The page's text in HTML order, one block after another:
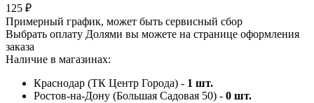
125 ₽
Примерный график, может быть сервисный сбор
Выбрать оплату Долями вы можете на странице оформления
заказа
Наличие в магазинах:
Краснодар (ТК Центр Города) - 1 шт.
Ростов-на-Дону (Большая Садовая 50) - 0 шт.